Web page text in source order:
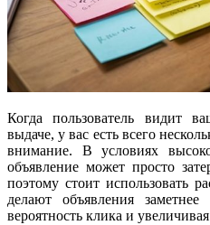
Когда пользователь видит
выдаче, у вас есть всего
внимание. В условиях
объявление может просто
поэтому стоит использовать
делают объявления
вероятность клика и